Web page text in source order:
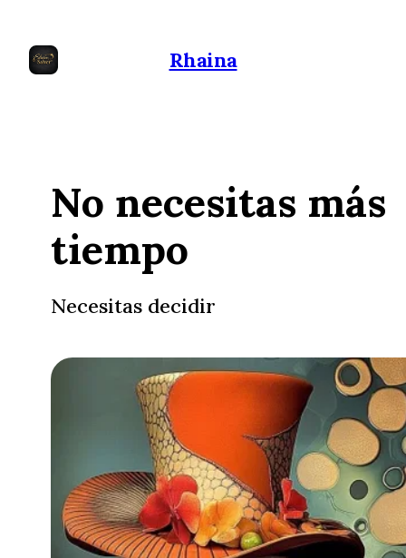
Rhaina
No necesitas más
tiempo
Necesitas decidir